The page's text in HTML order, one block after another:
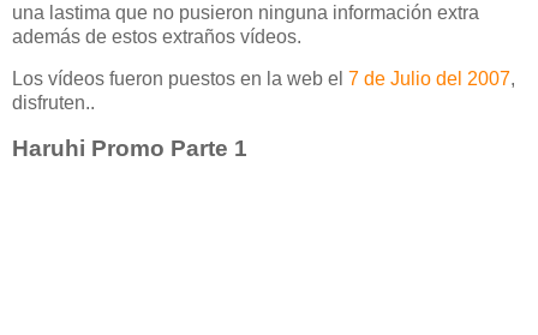
una lastima que no pusieron ninguna información extra
además de estos extraños vídeos.
Los vídeos fueron puestos en la web el 7 de Julio del 2007,
disfruten..
Haruhi Promo Parte 1